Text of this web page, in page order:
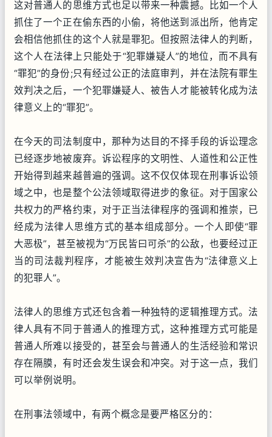
这对普通人的思维方式也足以带来一种震撼。比如一个人
抓住了一个正在偷东西的小偷，将他送到派出所，他肯定
会相信他抓住的这个人就是罪犯。但按照法律人的判断，
这个人在法律上只能处于“犯罪嫌疑人”的地位，而不具有
“罪犯”的身份;只有经过公正的法庭审判，并在法院有罪生
效判决之后，一个犯罪嫌疑人、被告人才能被转化成为法
律意义上的“罪犯”。
在今天的司法制度中，那种为达目的不择手段的诉讼理念
已经逐步地被废弃。诉讼程序的文明性、人道性和公正性
开始得到越来越普遍的强调。这不仅仅体现在刑事诉讼领
域之中，也是整个公法领域取得进步的象征。对于国家公
共权力的严格约束，对于正当法律程序的强调和推崇，已
经成为法律人思维方式的基本组成部分。一个人即使“罪
大恶极”，甚至被视为“万民皆曰可杀”的公敌，也要经过正
当的司法裁判程序，才能被生效判决宣告为“法律意义上
的犯罪人”。
法律人的思维方式还包含着一种独特的逻辑推理方式。法
律人具有不同于普通人的推理方式，这种推理方式可能是
普通人所难以接受的，甚至会与普通人的生活经验和常识
存在隔膜，有时还会发生误会和冲突。对于这一点，我们
可以举例说明。
在刑事法领域中，有两个概念是要严格区分的：